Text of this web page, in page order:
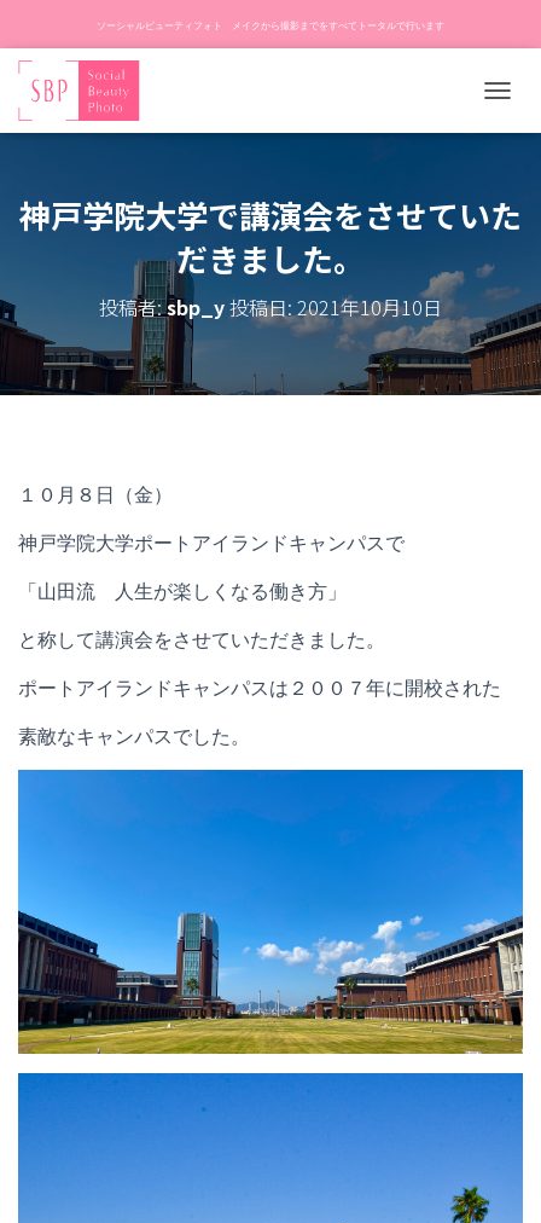
ソーシャルビューティフォト メイクから撮影までをすべてトータルで行います
ビ
シ
ョ
切
り
替
え
神戸学院大学で講演会をさせていた
だきました。
投稿者:sbp_y投稿日:2021年10月10日
１０月８日（金）
神戸学院大学ポートアイランドキャンパスで
「山田流 人生が楽しくなる働き方」
と称して講演会をさせていただきました。
ポートアイランドキャンパスは２００７年に開校された
素敵なキャンパスでした。